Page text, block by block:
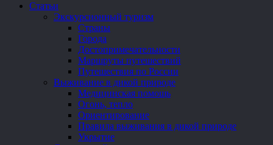
Статьи
Экскурсионный туризм
Страны
Города
Достопримечательности
Маршруты путешествий
Путешествия по России
Выживание в дикой природе
Медицинская помощь
Огонь, тепло
Ориентирование
Правила выживания в дикой природе
Укрытие